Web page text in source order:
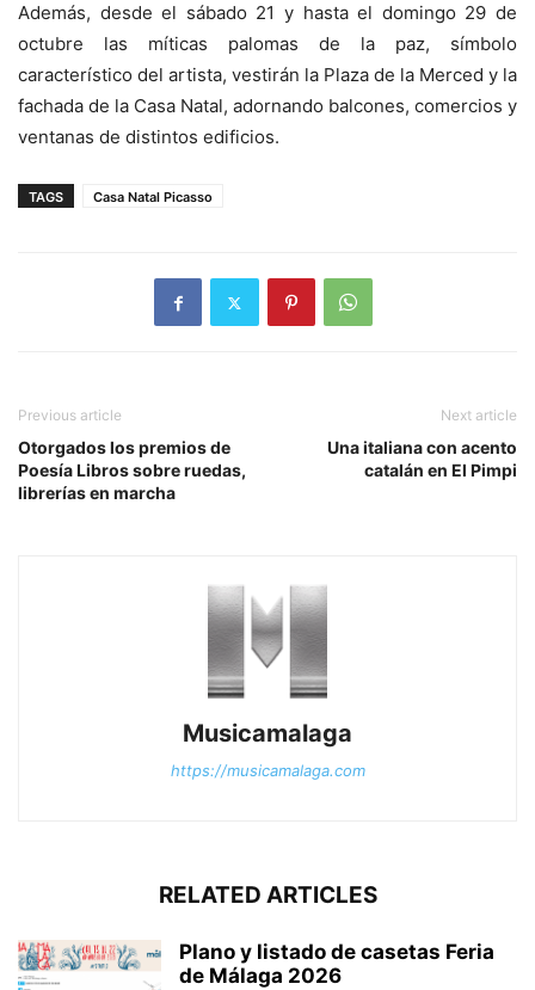
Además, desde el sábado 21 y hasta el domingo 29 de
octubre las míticas palomas de la paz, símbolo
característico del artista, vestirán la Plaza de la Merced y la
fachada de la Casa Natal, adornando balcones, comercios y
ventanas de distintos edificios.
TAGS Casa Natal Picasso
Previous article
Otorgados los premios de
Poesía Libros sobre ruedas,
librerías en marcha
Next article
Una italiana con acento
catalán en El Pimpi
Musicamalaga
https://musicamalaga.com
RELATED ARTICLES
Plano y listado de casetas Feria
de Málaga 2026